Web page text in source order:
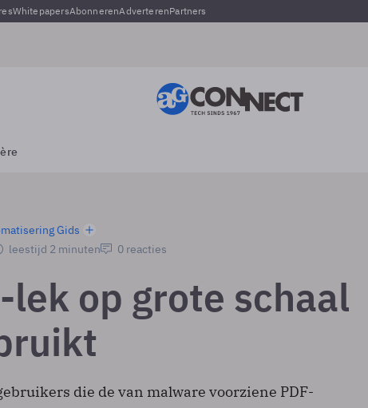
WhitepapersAbonnerenAdverterenPartners
Gids
leestijd 2 minuten 0 reacties
lek op grote schaal
die de van malware voorziene PDF-